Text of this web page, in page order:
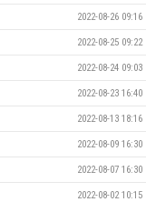
2022-08-26 09:16
2022-08-25 09:22
2022-08-24 09:03
2022-08-23 16:40
2022-08-13 18:16
2022-08-09 16:30
2022-08-07 16:30
2022-08-02 10:15